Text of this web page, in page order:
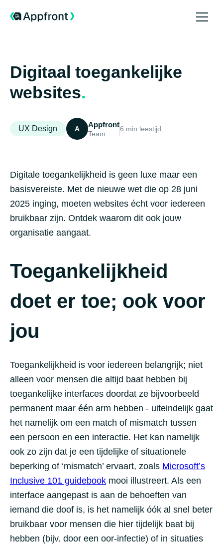
Digitaal toegankelijke
websites.
UX Design A Appfront
Team
6 min leestijd
Digitale toegankelijkheid is geen luxe maar een
basisvereiste. Met de nieuwe wet die op 28 juni
2025 inging, moeten websites écht voor iedereen
bruikbaar zijn. Ontdek waarom dit ook jouw
organisatie aangaat.
Toegankelijkheid
doet er toe; ook voor
jou
Toegankelijkheid is voor iedereen belangrijk; niet
alleen voor mensen die altijd baat hebben bij
toegankelijke interfaces doordat ze bijvoorbeeld
permanent maar één arm hebben - uiteindelijk gaat
het namelijk om een match of mismatch tussen
een persoon en een interactie. Het kan namelijk
ook zo zijn dat je een tijdelijke of situationele
beperking of ‘mismatch’ ervaart, zoals Microsoft’s
Inclusive 101 guidebook mooi illustreert. Als een
interface aangepast is aan de behoeften van
iemand die doof is, is het namelijk óók al snel beter
bruikbaar voor mensen die hier tijdelijk baat bij
hebben (bijv. door een oor-infectie) of in situaties